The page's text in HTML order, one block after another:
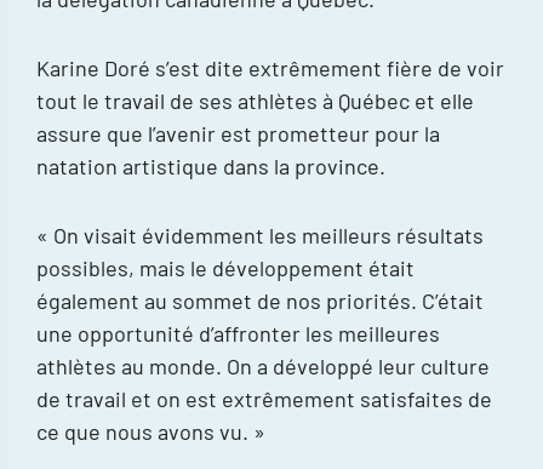
Karine Doré s’est dite extrêmement fière de voir
tout le travail de ses athlètes à Québec et elle
assure que l’avenir est prometteur pour la
natation artistique dans la province.
« On visait évidemment les meilleurs résultats
possibles, mais le développement était
également au sommet de nos priorités. C’était
une opportunité d’affronter les meilleures
athlètes au monde. On a développé leur culture
de travail et on est extrêmement satisfaites de
ce que nous avons vu. »